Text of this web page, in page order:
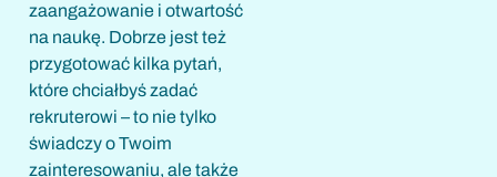
zaangażowanie i otwartość
na naukę. Dobrze jest też
przygotować kilka pytań,
które chciałbyś zadać
rekruterowi – to nie tylko
świadczy o Twoim
zainteresowaniu, ale także